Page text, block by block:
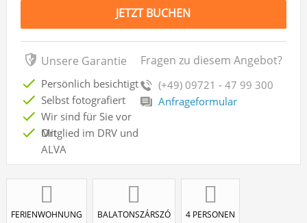
JETZT BUCHEN
Unsere Garantie
Persönlich besichtigt
Selbst fotografiert
Wir sind für Sie vor
Ort
Mitglied im DRV und
ALVA
Fragen zu diesem Angebot?
(+49) 09721 - 47 99 300
Anfrageformular
FERIENWOHNUNG BALATONSZÁRSZÓ 4 PERSONEN